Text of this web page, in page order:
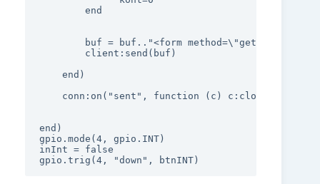
        end
buf = buf.."<form method=\"get\">
        client:send(buf)
    end)
    conn:on("sent", function (c) c:close() end)
end)
gpio.mode(4, gpio.INT)
inInt = false